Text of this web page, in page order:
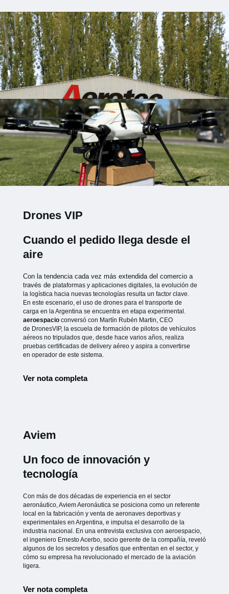
Drones VIP
Cuando el pedido llega desde el
aire
Con la tendencia cada vez más extendida del comercio a
través de plataformas y aplicaciones digitales, la evolución de
la logística hacia nuevas tecnologías resulta un factor clave.
En este escenario, el uso de drones para el transporte de
carga en la Argentina se encuentra en etapa experimental.
aeroespacioconversó con Martín Rubén Martin, CEO
de DronesVIP, la escuela de formación de pilotos de vehículos
aéreos no tripulados que, desde hace varios años, realiza
pruebas certificadas de delivery aéreo y aspira a convertirse
en operador de este sistema.
Ver nota completa
Aviem
Un foco de innovación y
tecnología
Con más de dos décadas de experiencia en el sector
aeronáutico, Aviem Aeronáutica se posiciona como un referente
local en la fabricación y venta de aeronaves deportivas y
experimentales en Argentina, e impulsa el desarrollo de la
industria nacional. En una entrevista exclusiva con aeroespacio,
el ingeniero Ernesto Acerbo, socio gerente de la compañía, reveló
algunos de los secretos y desafíos que enfrentan en el sector, y
cómo su empresa ha revolucionado el mercado de la aviación
ligera.
Ver nota completa